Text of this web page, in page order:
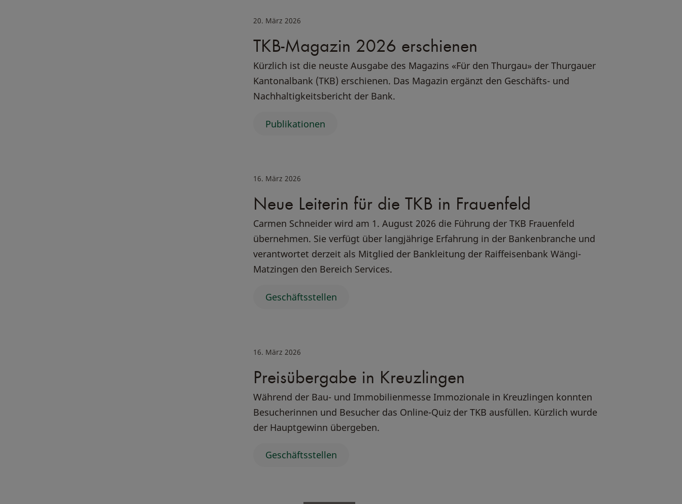
20. März 2026
TKB-Magazin 2026 erschienen
Kürzlich ist die neuste Ausgabe des Magazins «Für den Thurgau» der Thurgauer
Kantonalbank (TKB) erschienen. Das Magazin ergänzt den Geschäfts- und
Nachhaltigkeitsbericht der Bank.
Publikationen
16. März 2026
Neue Leiterin für die TKB in Frauenfeld
Carmen Schneider wird am 1. August 2026 die Führung der TKB Frauenfeld
übernehmen. Sie verfügt über langjährige Erfahrung in der Bankenbranche und
verantwortet derzeit als Mitglied der Bankleitung der Raiffeisenbank Wängi-
Matzingen den Bereich Services.
Geschäftsstellen
16. März 2026
Preisübergabe in Kreuzlingen
Während der Bau- und Immobilienmesse Immozionale in Kreuzlingen konnten
Besucherinnen und Besucher das Online-Quiz der TKB ausfüllen. Kürzlich wurde
der Hauptgewinn übergeben.
Geschäftsstellen